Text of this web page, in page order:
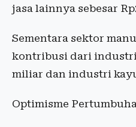
jasa lainnya sebesar
Sementara sektor
kontribusi dari industri
miliar dan industri
Optimisme